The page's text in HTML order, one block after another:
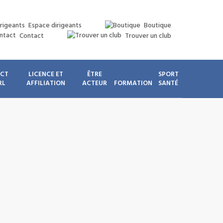
Espace dirigeants
Boutique
Contact
Trouver un club
LICENCE ET
AFFILIATION
ÊTRE
ACTEUR
FORMATION
SPORT
SANTÉ